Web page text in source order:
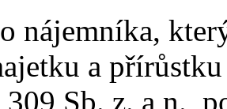
nájemníka,
a
Sb. z. a n.,